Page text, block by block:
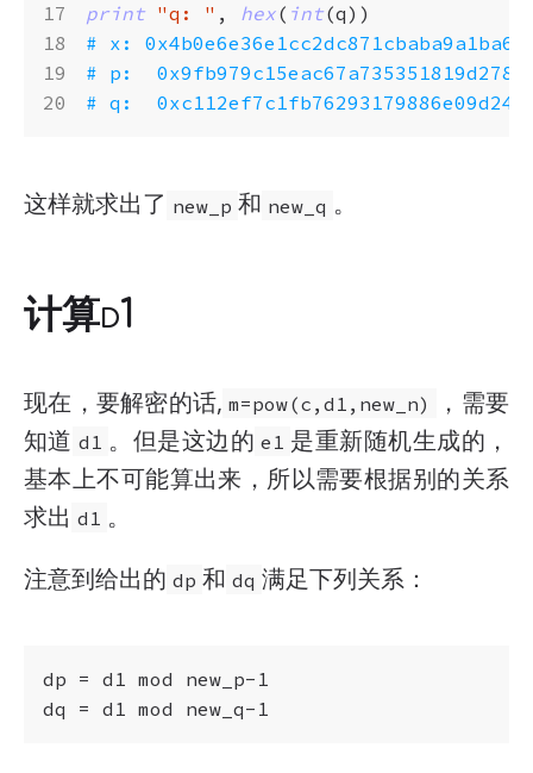
print "q: " , hex( int(q ))
# x:
# p:
# q:
这样就求出了 new_p 和 new_q 。
计算d1
现在，要解密的话, m=pow(c,d1,new_n)
，需要
知道 d1 。但是这边的 e1 是重新随机生成的，
基本上不可能算出来，所以需要根据别的关系
求出 d1 。
注意到给出的 dp 和 dq 满足下列关系：
dp = d1 mod new_p-1